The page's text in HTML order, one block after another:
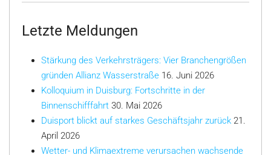
Letzte Meldungen
Stärkung des Verkehrsträgers: Vier Branchengrößen
gründen Allianz Wasserstraße 16. Juni 2026
Kolloquium in Duisburg: Fortschritte in der
Binnenschifffahrt 30. Mai 2026
Duisport blickt auf starkes Geschäftsjahr zurück 21.
April 2026
Wetter- und Klimaextreme verursachen wachsende